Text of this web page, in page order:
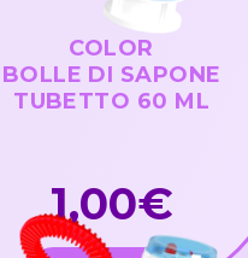
COLOR
BOLLE DI SAPONE
TUBETTO 60 ML
1,00€